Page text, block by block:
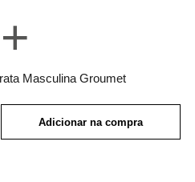
+
Masculina Groumet
Adicionar na compra